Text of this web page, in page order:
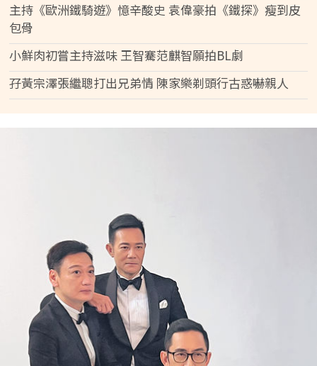
主持《歐洲鐵騎遊》憶辛酸史 袁偉豪拍《鐵探》瘦到皮
包骨
小鮮肉初嘗主持滋味 王智騫范麒智願拍BL劇
孖黃宗澤張繼聰打出兄弟情 陳家樂剃頭行古惑嚇親人